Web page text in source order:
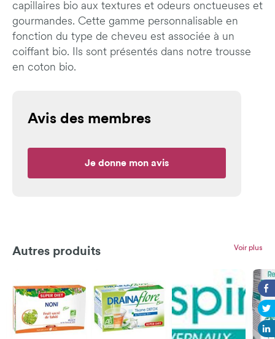
capillaires bio aux textures et odeurs onctueuses et
gourmandes. Cette gamme personnalisable en
fonction du type de cheveu est associée à un
coiffant bio. Ils sont présentés dans notre trousse
en coton bio.
Avis des membres
Je donne mon avis
Autres produits Voir plus